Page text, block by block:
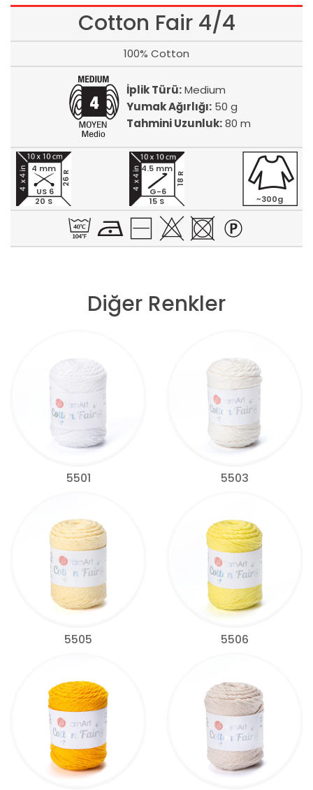
Cotton Fair 4/4
100% Cotton
İplik Türü:Medium
Yumak Ağırlığı: 50 g
Tahmini Uzunluk:80 m
20 S
26 R
4 mm
US 6
15 S
18 R
4.5 mm
G-6
~300g
Diğer Renkler
5501 5503
5505 5506